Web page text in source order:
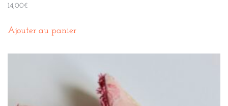
14,00€
Ajouter au panier